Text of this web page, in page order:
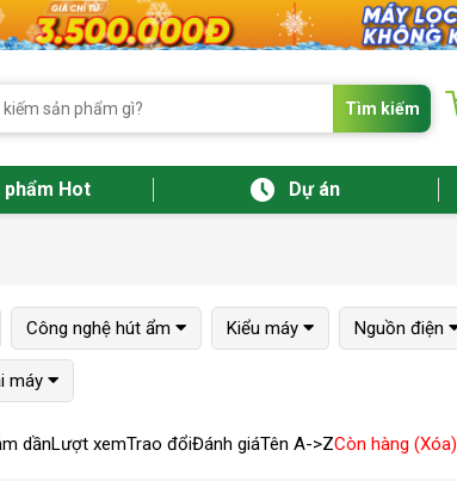
Tìm kiếm
phẩm Hot Dự án
Công nghệ hút ẩm Kiểu máy Nguồn điện
máy
dầnLượt xemTrao đổiĐánh giáTên A->ZCòn hàng (Xóa)